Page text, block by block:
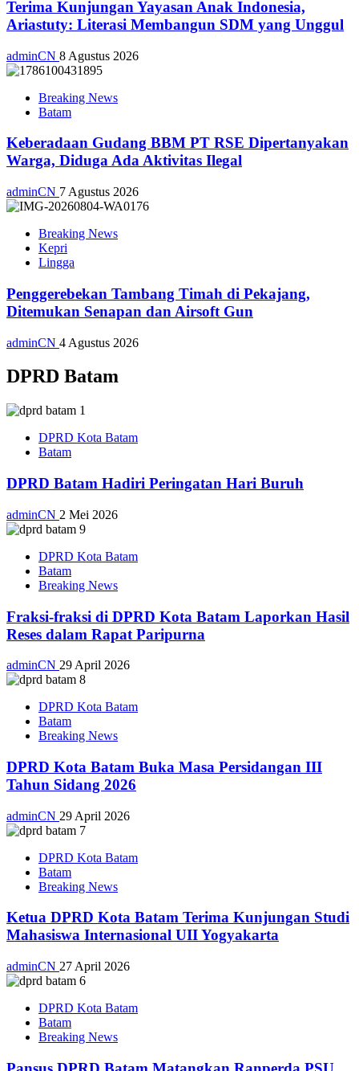
Terima Kunjungan Yayasan Anak Indonesia,
Ariastuty: Literasi Membangun SDM yang Unggul
adminCN 8 Agustus 2026
Breaking News
Batam
Keberadaan Gudang BBM PT RSE Dipertanyakan
Warga, Diduga Ada Aktivitas Ilegal
adminCN 7 Agustus 2026
Breaking News
Kepri
Lingga
Penggerebekan Tambang Timah di Pekajang,
Ditemukan Senapan dan Airsoft Gun
adminCN 4 Agustus 2026
DPRD Batam
DPRD Kota Batam
Batam
DPRD Batam Hadiri Peringatan Hari Buruh
adminCN 2 Mei 2026
DPRD Kota Batam
Batam
Breaking News
Fraksi-fraksi di DPRD Kota Batam Laporkan Hasil
Reses dalam Rapat Paripurna
adminCN 29 April 2026
DPRD Kota Batam
Batam
Breaking News
DPRD Kota Batam Buka Masa Persidangan III
Tahun Sidang 2026
adminCN 29 April 2026
DPRD Kota Batam
Batam
Breaking News
Ketua DPRD Kota Batam Terima Kunjungan Studi
Mahasiswa Internasional UII Yogyakarta
adminCN 27 April 2026
DPRD Kota Batam
Batam
Breaking News